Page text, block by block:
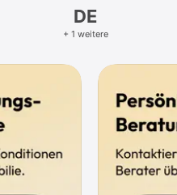
DE
+ 1 weitere